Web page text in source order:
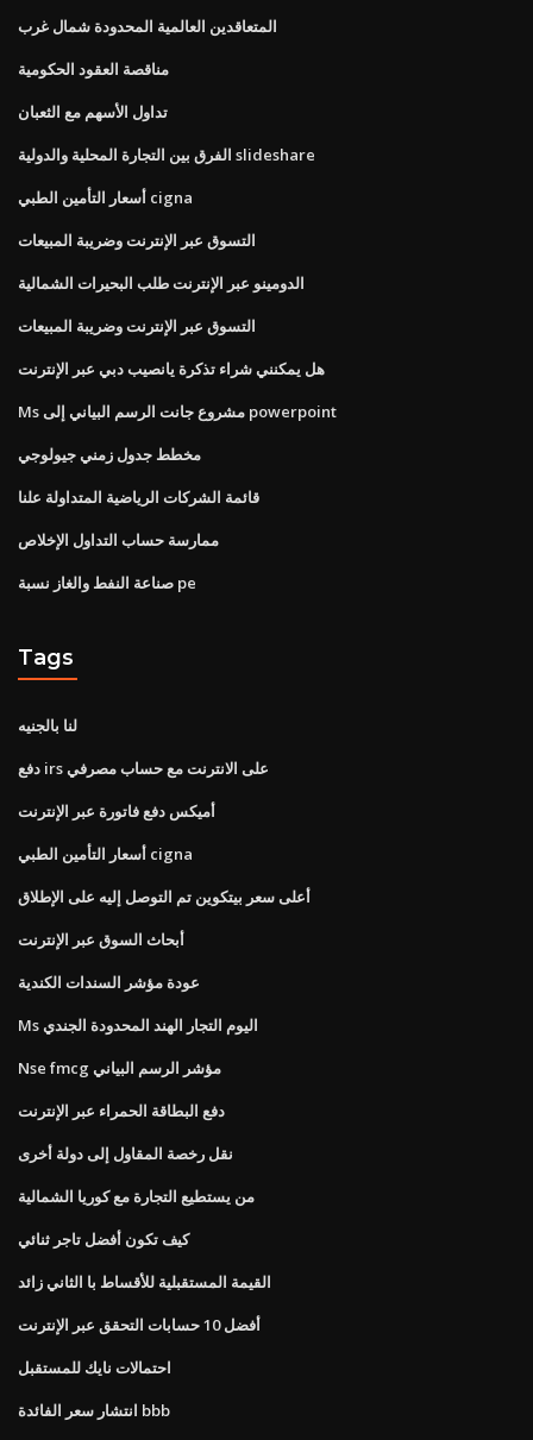
المتعاقدين العالمية المحدودة شمال غرب
مناقصة العقود الحكومية
تداول الأسهم مع الثعبان
الفرق بين التجارة المحلية والدولية slideshare
أسعار التأمين الطبي cigna
التسوق عبر الإنترنت وضريبة المبيعات
الدومينو عبر الإنترنت طلب البحيرات الشمالية
التسوق عبر الإنترنت وضريبة المبيعات
هل يمكنني شراء تذكرة يانصيب دبي عبر الإنترنت
Ms مشروع جانت الرسم البياني إلى powerpoint
مخطط جدول زمني جيولوجي
قائمة الشركات الرياضية المتداولة علنا
ممارسة حساب التداول الإخلاص
صناعة النفط والغاز نسبة pe
Tags
لنا بالجنيه
دفع irs على الانترنت مع حساب مصرفي
أميكس دفع فاتورة عبر الإنترنت
أسعار التأمين الطبي cigna
أعلى سعر بيتكوين تم التوصل إليه على الإطلاق
أبحاث السوق عبر الإنترنت
عودة مؤشر السندات الكندية
Ms اليوم التجار الهند المحدودة الجندي
Nse fmcg مؤشر الرسم البياني
دفع البطاقة الحمراء عبر الإنترنت
نقل رخصة المقاول إلى دولة أخرى
من يستطيع التجارة مع كوريا الشمالية
كيف تكون أفضل تاجر ثنائي
القيمة المستقبلية للأقساط با الثاني زائد
أفضل 10 حسابات التحقق عبر الإنترنت
احتمالات نايك للمستقبل
انتشار سعر الفائدة bbb